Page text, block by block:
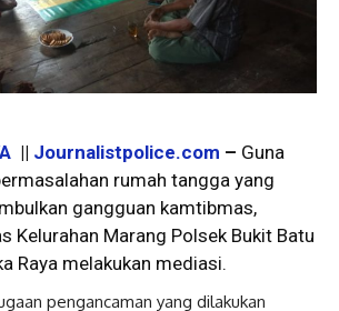
|| Journalistpolice.com – Guna
rumah tangga yang
gangguan kamtibmas,
Kelurahan Marang Polsek Bukit Batu
Raya melakukan mediasi.
pengancaman yang dilakukan